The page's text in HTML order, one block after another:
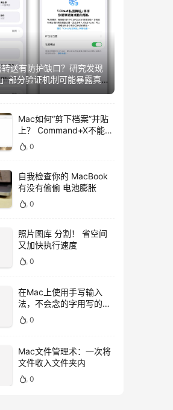
送有防护缺口？研究发现
」部分验证机制可能暴露真
Mac如何“剪下档案”并贴
上？ Command+X不能
用，用这招吧！
0
自我检查你的 MacBook
有没有偷偷 电池膨胀
0
照片图库 分割！ 省空间
又加快执行速度
0
在Mac上使用手写输入
法，不会念的字用写的就
好！0
Mac文件管理术：一次将
文件收入文件夹内
0